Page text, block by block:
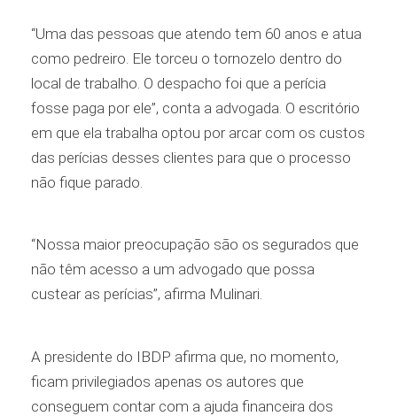
“Uma das pessoas que atendo tem 60 anos e atua
como pedreiro. Ele torceu o tornozelo dentro do
local de trabalho. O despacho foi que a perícia
fosse paga por ele”, conta a advogada. O escritório
em que ela trabalha optou por arcar com os custos
das perícias desses clientes para que o processo
não fique parado.
“Nossa maior preocupação são os segurados que
não têm acesso a um advogado que possa
custear as perícias”, afirma Mulinari.
A presidente do IBDP afirma que, no momento,
ficam privilegiados apenas os autores que
conseguem contar com a ajuda financeira dos